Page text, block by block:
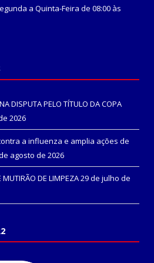
a Quinta-Feira de 08:00 às
DISPUTA PELO TÍTULO DA COPA
2026
a influenza e amplia ações de
agosto de 2026
MUTIRÃO DE LIMPEZA29 de julho de